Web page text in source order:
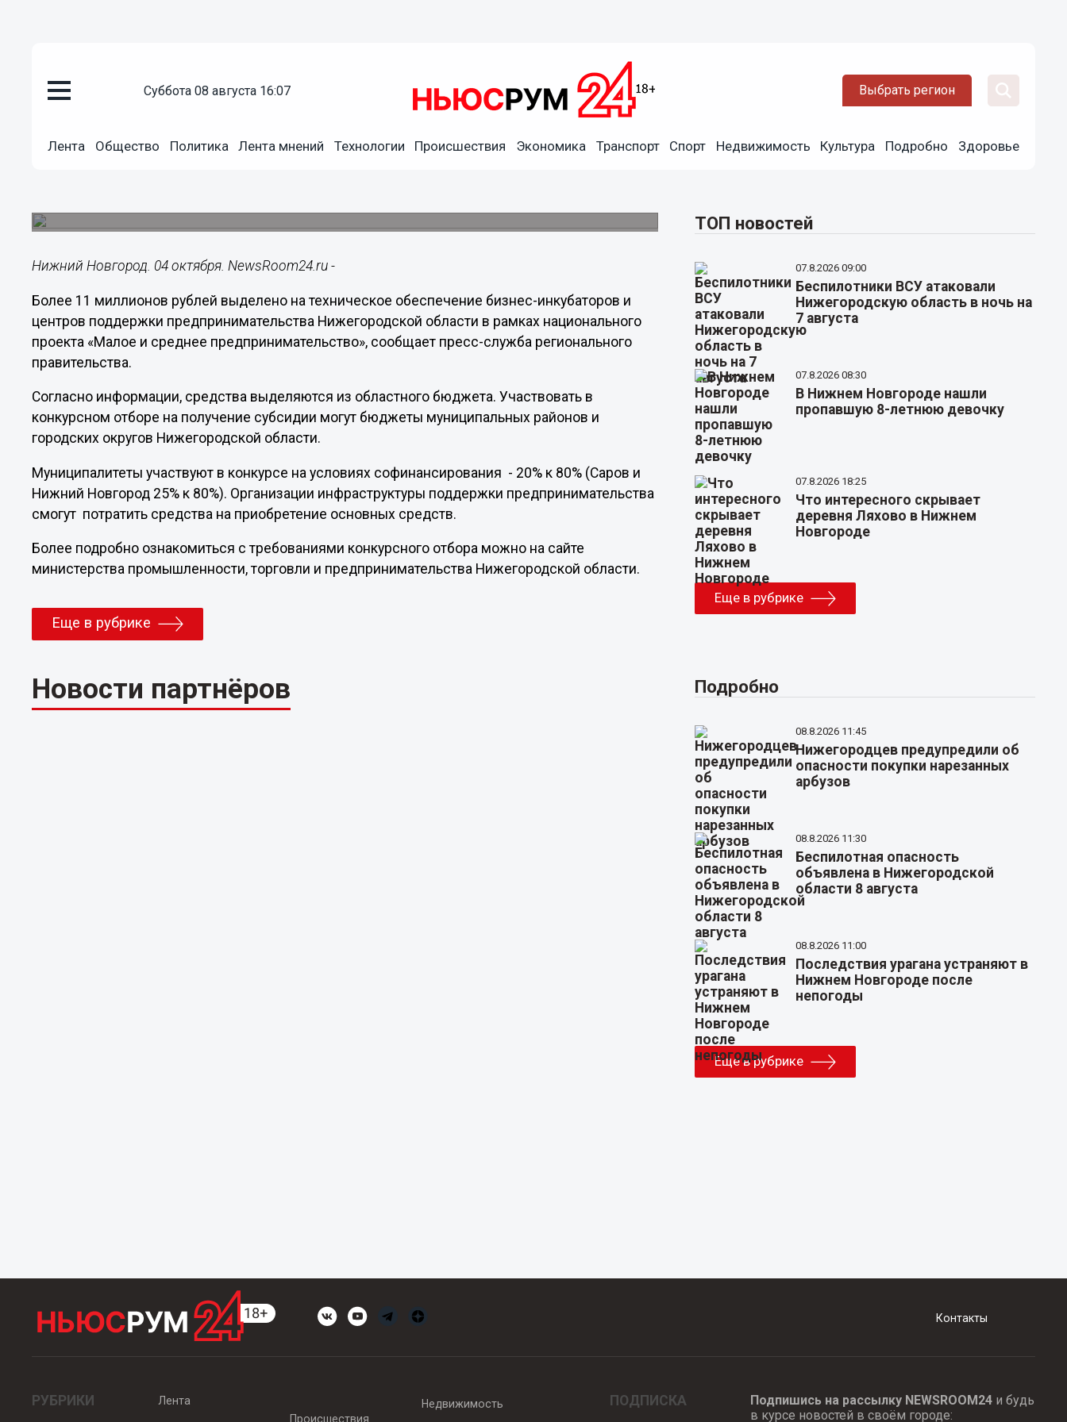
суббота 08 августа 16:07 Выбрать регион
Лента Общество Политика Лента мнений Технологии Происшествия Экономика Транспорт Спорт Недвижимость Культура Подробно Здоровье
Более 11 млн рублей направлено на техобеспечение
Нижний Новгород. 04 октября. NewsRoom24.ru -
Более 11 миллионов рублей выделено на техническое обеспечение бизнес-инкубаторов и
центров поддержки предпринимательства Нижегородской области в рамках национального
проекта «Малое и среднее предпринимательство», сообщает пресс-служба регионального
правительства.
Согласно информации, средства выделяются из областного бюджета. Участвовать в
конкурсном отборе на получение субсидии могут бюджеты муниципальных районов и
городских округов Нижегородской области.
Муниципалитеты участвуют в конкурсе на условиях софинансирования - 20% к 80% (Саров и
Нижний Новгород 25% к 80%). Организации инфраструктуры поддержки предпринимательства
смогут потратить средства на приобретение основных средств.
Более подробно ознакомиться с требованиями конкурсного отбора можно на сайте
министерства промышленности, торговли и предпринимательства Нижегородской области.
Еще в рубрике
Новости партнёров
ТОП новостей
07.8.2026 09:00
Беспилотники ВСУ атаковали
Нижегородскую область в ночь на
7 августа
07.8.2026 08:30
В Нижнем Новгороде нашли
пропавшую 8-летнюю девочку
07.8.2026 18:25
Что интересного скрывает
деревня Ляхово в Нижнем
Новгороде
Еще в рубрике
Подробно
08.8.2026 11:45
Нижегородцев предупредили об
опасности покупки нарезанных
арбузов
08.8.2026 11:30
Беспилотная опасность
объявлена в Нижегородской
области 8 августа
08.8.2026 11:00
Последствия урагана устраняют в
Нижнем Новгороде после
непогоды
Еще в рубрике
Контакты
РУБРИКИ
Лента
Происшествия
Недвижимость ПОДПИСКА Подпишись на рассылку NEWSROOM24и будь
в курсе новостей в своём городе: